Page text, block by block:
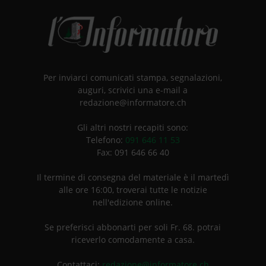
Per inviarci comunicati stampa, segnalazioni,
auguri, scrivici una e-mail a
redazione@informatore.ch
Gli altri nostri recapiti sono:
Telefono: 091 646 11 53
Fax: 091 646 66 40
Il termine di consegna del materiale è il martedì
alle ore 16:00, troverai tutte le notizie
nell'edizione online.
Se preferisci abbonarti per soli Fr. 68. potrai
riceverlo comodamente a casa.